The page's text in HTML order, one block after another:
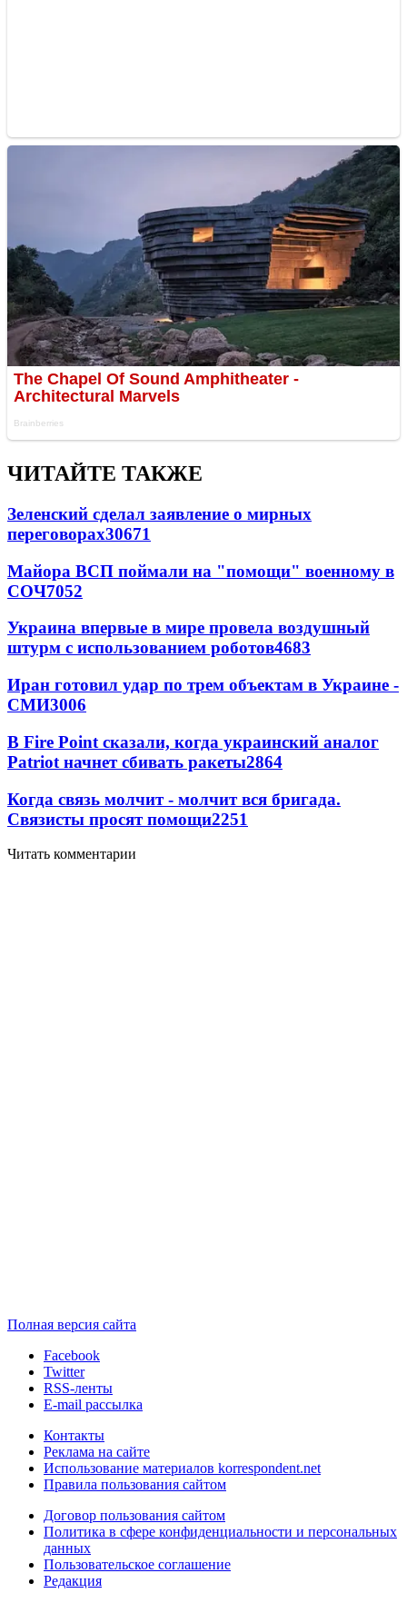
ЧИТАЙТЕ ТАКЖЕ
Зеленский сделал заявление о мирных
переговорах30671
Майора ВСП поймали на "помощи" военному в
СОЧ7052
Украина впервые в мире провела воздушный
штурм с использованием роботов4683
Иран готовил удар по трем объектам в Украине -
СМИ3006
В Fire Point сказали, когда украинский аналог
Patriot начнет сбивать ракеты2864
Когда связь молчит - молчит вся бригада.
Связисты просят помощи2251
Читать комментарии
Полная версия сайта
Facebook
Twitter
RSS-ленты
E-mail рассылка
Контакты
Реклама на сайте
Использование материалов korrespondent.net
Правила пользования сайтом
Договор пользования сайтом
Политика в сфере конфиденциальности и персональных
данных
Пользовательское соглашение
Редакция